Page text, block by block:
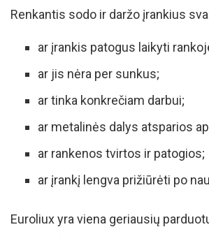
Renkantis sodo ir daržo įrankius
ar įrankis patogus laikyti
ar jis nėra per sunkus;
ar tinka konkrečiam darbui;
ar metalinės dalys atsparios
ar rankenos tvirtos ir patogios;
ar įrankį lengva prižiūrėti po
Euroliux yra viena geriausių